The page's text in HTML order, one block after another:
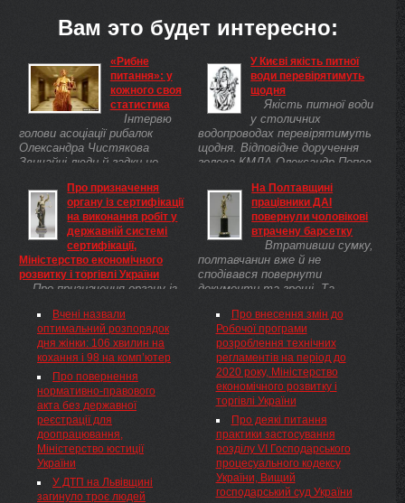
Вам это будет интересно:
«Рибне
питання»: у
кожного своя
статистика
Інтервю
голови асоціації рибалок
Олександра Чистякова
Звичайні люди й гадки не
розморожували і
переморожували, надруковане в
№135 Урядового курєра, в
якому йшлося про ...
Про призначення
органу із сертифікації
на виконання робіт у
державній системі
сертифікації,
Міністерство економічного
розвитку і торгівлі України
Про призначення органу із
робіт у державній системі
сертифікації Відповідно до
Декрету Кабінету Міністрів
України від 10.05.93 № 46-93(
46-93 ) "Про стандартизацію і
сертифікацію" та з метою
виконання вимог ДСТУ 3420-96
"Система сертифікації
УкрСЕПРО. Вимоги до органів,
що здійснюють сертифікацію
систем управління" НАКАЗУЮ:
Вчені назвали
оптимальний розпорядок
дня жінки: 106 хвилин на
кохання і 98 на комп’ютер
Про повернення
нормативно-правового
акта без державної
реєстрації для
доопрацювання,
Міністерство юстиції
України
У ДТП на Львівщині
загинуло троє людей
У Києві якість питної
води перевірятимуть
щодня
Якість питної води
у столичних
водопроводах перевірятимуть
щодня. Відповідне доручення
голова КМДА Олександр Попов
державної санітарно-
епідеміологічної служби в місті
На Полтавщині
працівники ДАІ
повернули чоловікові
втрачену барсетку
Втративши сумку,
полтавчанин вже й не
сподівався повернути
документи та гроші. Та
чоловікові вдалося отримати
назад свої речі.
Про внесення змін до
Робочої програми
розроблення технічних
регламентів на період до
2020 року, Міністерство
економічного розвитку і
торгівлі України
Про деякі питання
практики застосування
розділу VI Господарського
процесуального кодексу
України, Вищий
господарський суд України